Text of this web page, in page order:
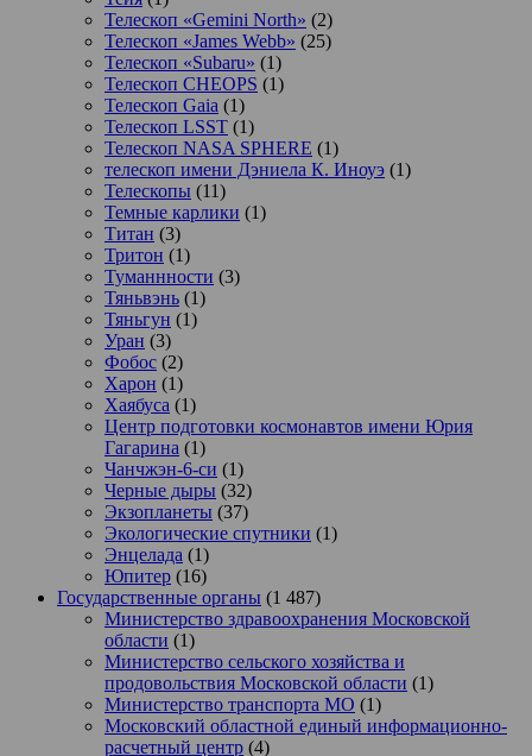
Телескоп «Gemini North» (2)
Телескоп «James Webb» (25)
Телескоп «Subaru» (1)
Телескоп CHEOPS (1)
Телескоп Gaia (1)
Телескоп LSST (1)
Телескоп NASA SPHERE (1)
телескоп имени Дэниела К. Иноуэ (1)
Телескопы (11)
Темные карлики (1)
Титан (3)
Тритон (1)
Туманнности (3)
Тяньвэнь (1)
Тяньгун (1)
Уран (3)
Фобос (2)
Харон (1)
Хаябуса (1)
Центр подготовки космонавтов имени Юрия
Гагарина (1)
Чанчжэн-6-си (1)
Черные дыры (32)
Экзопланеты (37)
Экологические спутники (1)
Энцелада (1)
Юпитер (16)
Государственные органы (1 487)
Министерство здравоохранения Московской
области (1)
Министерство сельского хозяйства и
продовольствия Московской области (1)
Министерство транспорта МО (1)
Московский областной единый информационно-
расчетный центр (4)